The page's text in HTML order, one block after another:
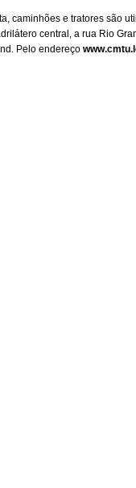
caminhões e tratores são
central, a rua Rio
Pelo endereço